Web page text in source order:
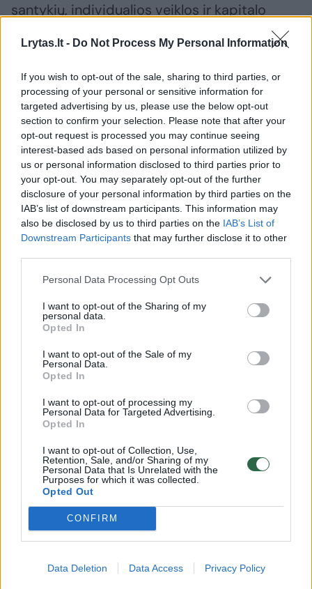
Lrytas.lt - Do Not Process My Personal Information
If you wish to opt-out of the sale, sharing to third parties, or
processing of your personal or sensitive information for
targeted advertising by us, please use the below opt-out
section to confirm your selection. Please note that after your
opt-out request is processed you may continue seeing
interest-based ads based on personal information utilized by
us or personal information disclosed to third parties prior to
your opt-out. You may separately opt-out of the further
disclosure of your personal information by third parties on the
IAB’s list of downstream participants. This information may
also be disclosed by us to third parties on the IAB’s List of
Downstream Participants that may further disclose it to other
Personal Data Processing Opt Outs
I want to opt-out of the Sharing of my
personal data.
Opted In
I want to opt-out of the Sale of my
Personal Data.
Opted In
I want to opt-out of processing my
Personal Data for Targeted Advertising.
Opted In
I want to opt-out of Collection, Use,
Retention, Sale, and/or Sharing of my
Personal Data that Is Unrelated with the
Purposes for which it was collected.
Opted Out
CONFIRM
Data Deletion Data Access Privacy Policy
santykių, individualios veiklos ir kapitalo
Visas šis sprendimų kompleksas yra kritiškai
svarbus – reikia užtikrinti, kad mažiausiai
uždirbantiems pajamos didėtų, o tie, kurie
uždirba dideles pajamas, turi labiau prisidėti
prie bendro gėrio“, – šnekėjo Lietuvos
profesinių sąjungų konfederacijos pirmininkė.
A.Romanovskis.
Karolinos Gudžiūnienės (ELTA) nuotr.
Visgi atsiranda ekonomistų pasvarstymų, kad
kelti MMA – per anksti, kad tai tik padidins
infliaciją. A.Romavoskis pripažino, kad